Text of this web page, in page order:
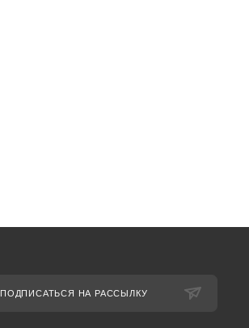
ПОДПИСАТЬСЯ НА РАССЫЛКУ